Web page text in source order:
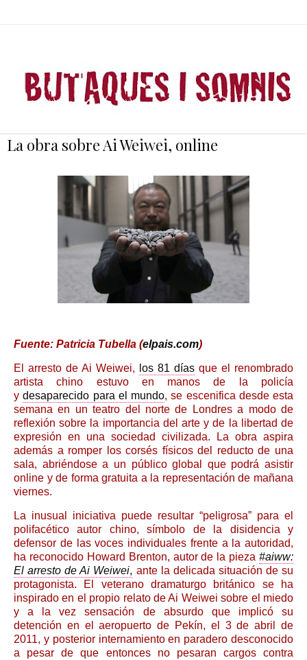
La obra sobre Ai Weiwei, online
Fuente: Patricia Tubella (elpais.com)
El arresto de Ai Weiwei, los 81 días que el renombrado
artista chino estuvo en manos de la policía
ydesaparecido para el mundo, se escenifica desde esta
semana en un teatro del norte de Londres a modo de
reflexión sobre la importancia del arte y de la libertad de
expresión en una sociedad civilizada. La obra aspira
además a romper los corsés físicos del reducto de una
sala, abriéndose a un público global que podrá asistir
online y de forma gratuita a la representación de mañana
viernes.
La inusual iniciativa puede resultar “peligrosa” para el
polifacético autor chino, símbolo de la disidencia y
defensor de las voces individuales frente a la autoridad,
ha reconocido Howard Brenton, autor de la pieza #aiww:
El arresto de Ai Weiwei, ante la delicada situación de su
protagonista. El veterano dramaturgo británico se ha
inspirado en el propio relato de Ai Weiwei sobre el miedo
y a la vez sensación de absurdo que implicó su
detención en el aeropuerto de Pekín, el 3 de abril de
2011, y posterior internamiento en paradero desconocido
a pesar de que entonces no pesaran cargos contra